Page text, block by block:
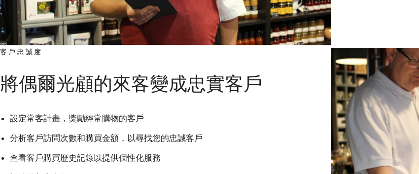
客戶忠誠度
將偶爾光顧的來客變成忠實客戶
設定常客計畫，獎勵經常購物的客戶
分析客戶訪問次數和購買金額，以尋找您的忠誠客戶
查看客戶購買歷史記錄以提供個性化服務